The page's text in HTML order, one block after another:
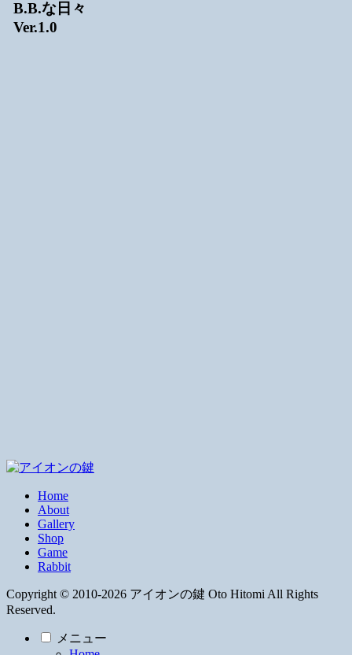
B.B.な日々
Ver.1.0
Home
About
Gallery
Shop
Game
Rabbit
Copyright © 2010-2026 アイオンの鍵 Oto Hitomi All Rights
Reserved.
メニュー